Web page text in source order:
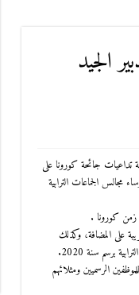
الجيد
تداعيات جائحة كورونا على
مجالس الجماعات الترابية
زمن كورونا .
الصندوق الخصوصي للضريبة على المضافة، وكذلك
الرسميين ومثلائهم